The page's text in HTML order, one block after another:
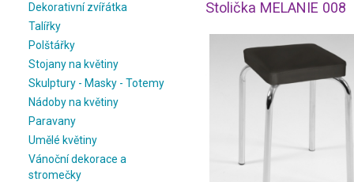
Dekorativní zvířátka
Talířky
Polštářky
Stojany na květiny
Skulptury - Masky - Totemy
Nádoby na květiny
Paravany
Umělé květiny
Vánoční dekorace a
stromečky
Stolička MELANIE 008